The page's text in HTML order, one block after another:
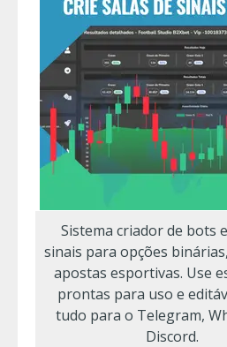
Sistema criador de bots
sinais para opções
apostas esportivas. Use
prontas para uso e
tudo para o Telegram,
Discord.